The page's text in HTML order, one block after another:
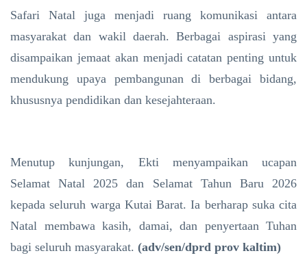
Safari Natal juga menjadi ruang komunikasi antara
masyarakat dan wakil daerah. Berbagai aspirasi yang
disampaikan jemaat akan menjadi catatan penting untuk
mendukung upaya pembangunan di berbagai bidang,
khususnya pendidikan dan kesejahteraan.
Menutup kunjungan, Ekti menyampaikan ucapan
Selamat Natal 2025 dan Selamat Tahun Baru 2026
kepada seluruh warga Kutai Barat. Ia berharap suka cita
Natal membawa kasih, damai, dan penyertaan Tuhan
bagi seluruh masyarakat. (adv/sen/dprd prov kaltim)